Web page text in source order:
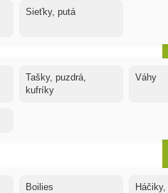
Sieťky, putá
Tašky, puzdrá,
kufríky
Váhy
Boilies